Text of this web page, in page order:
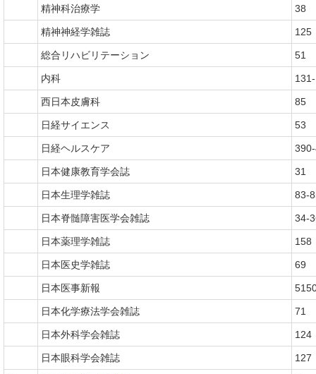
精神科治療学 38
精神神経学雑誌 125
総合リハビリテーション 51
内科
西日本皮膚科 85
日経サイエンス 53
日経ヘルスケア
日本健康教育学会誌 31
日本生理学雑誌 83-
日本脊髄障害医学会雑誌 34-
日本薬理学雑誌 158
日本医史学雑誌 69
日本医事新報
日本化学療法学会雑誌 71
日本外科学会雑誌 124
日本眼科学会雑誌 127